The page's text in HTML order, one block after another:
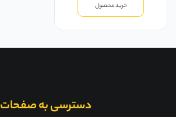
خرید محصول
دسترسی به صفحات